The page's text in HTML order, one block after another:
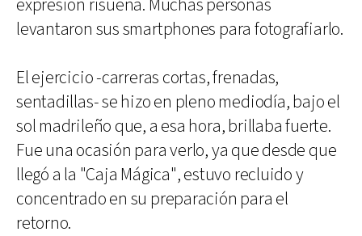
expresión risueña. Muchas personas
levantaron sus smartphones para fotografiarlo.
El ejercicio -carreras cortas, frenadas,
sentadillas- se hizo en pleno mediodía, bajo el
sol madrileño que, a esa hora, brillaba fuerte.
Fue una ocasión para verlo, ya que desde que
llegó a la "Caja Mágica", estuvo recluido y
concentrado en su preparación para el
retorno.